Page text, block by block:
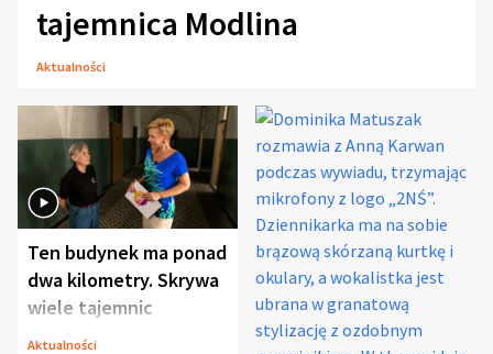
tajemnica Modlina
Aktualności
Ten budynek ma ponad
dwa kilometry. Skrywa
wiele tajemnic
Aktualności